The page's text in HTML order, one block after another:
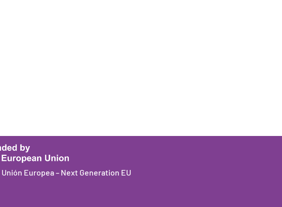
Europea – Next Generation EU